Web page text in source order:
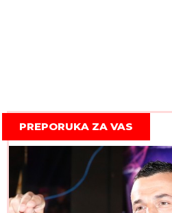
PREPORUKA ZA VAS